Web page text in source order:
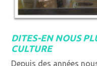
DITES-EN NOUS
CULTURE
Depuis des années